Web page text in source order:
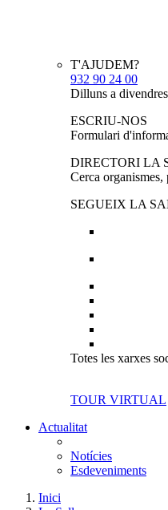
T'AJUDEM?
932 90 24 00
Dilluns a
ESCRIU-NOS
Formulari
DIRECTORI LA
Cerca organismes,
SEGUEIX LA
Totes les xarxes
TOUR VIRTUAL
Actualitat
Notícies
Esdeveniments
Inici